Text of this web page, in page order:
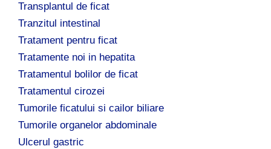
Transplantul de ficat
Tranzitul intestinal
Tratament pentru ficat
Tratamente noi in hepatita
Tratamentul bolilor de ficat
Tratamentul cirozei
Tumorile ficatului si cailor biliare
Tumorile organelor abdominale
Ulcerul gastric